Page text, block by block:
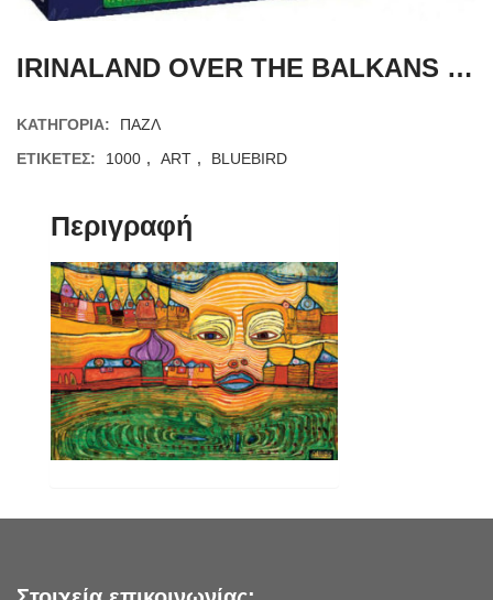
IRINALAND OVER THE BALKANS – HUNDERTWASSER – 1000 ΚΟΜΜΑΤΙΑ
ΚΑΤΗΓΟΡΊΑ:
ΠΑΖΛ
ΕΤΙΚΈΤΕΣ:
1000 , ART , BLUEBIRD
Περιγραφή